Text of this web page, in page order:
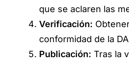
que se aclaren las
Verificación:
conformidad de la
Publicación: Tras la